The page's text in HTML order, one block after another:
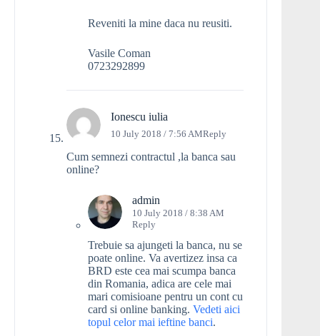
Reveniti la mine daca nu reusiti.
Vasile Coman
0723292899
Ionescu iulia
10 July 2018 / 7:56 AMReply
Cum semnezi contractul ,la banca sau
online?
admin
10 July 2018 / 8:38 AM
Reply
Trebuie sa ajungeti la banca, nu se
poate online. Va avertizez insa ca
BRD este cea mai scumpa banca
din Romania, adica are cele mai
mari comisioane pentru un cont cu
card si online banking. Vedeti aici
topul celor mai ieftine banci.